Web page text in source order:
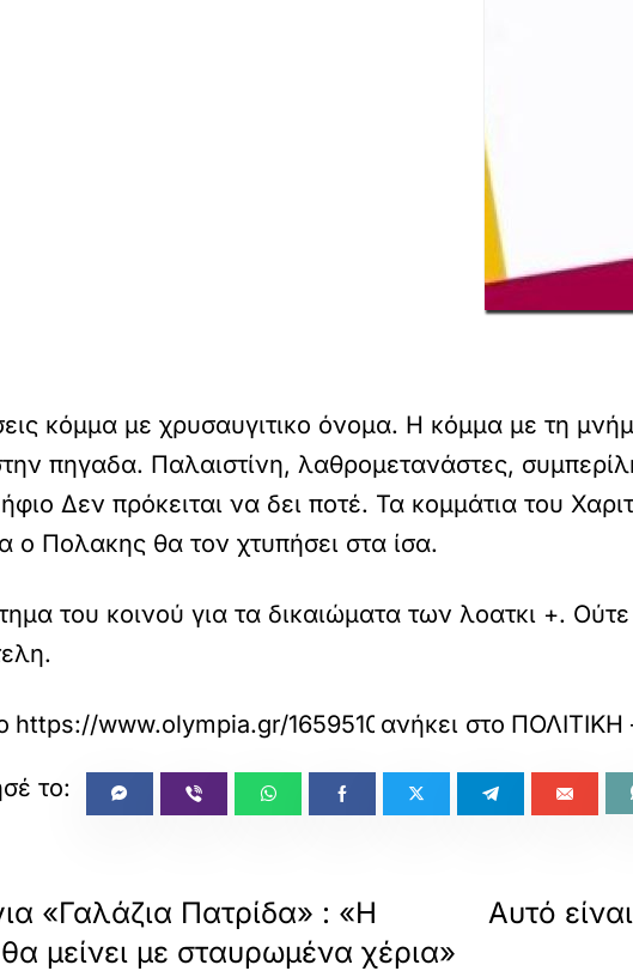
κόμμα με χρυσαυγιτικο όνομα. Η κόμμα με τη
πηγαδα. Παλαιστίνη, λαθρομετανάστες,
Δεν πρόκειται να δει ποτέ. Τα κομμάτια του
ο Πολακης θα τον χτυπήσει στα ίσα.
του κοινού για τα δικαιώματα των λοατκι +.
https://www.olympia.gr/1659510/politiki/salos-me-
ανήκει στο ΠΟΛΙΤΙΚΗ
«Γαλάζια Πατρίδα» : «Η
μείνει με σταυρωμένα χέρια»
Αυτό